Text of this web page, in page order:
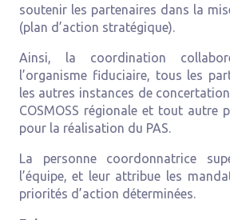
soutenir les partenaires dans la
(plan d’action stratégique).
Ainsi, la coordination
l’organisme fiduciaire, tous les
les autres instances de
COSMOSS régionale et tout autre
pour la réalisation du PAS.
La personne coordonnatrice
l’équipe, et leur attribue les
priorités d’action déterminées.